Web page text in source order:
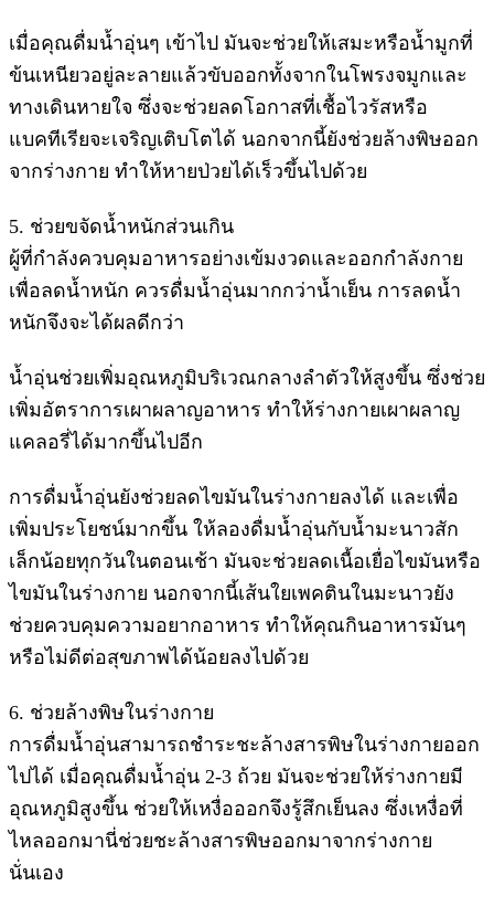
เมื่อคุณดื่มน้ำอุ่นๆ เข้าไป มันจะช่วยให้เสมะหรือน้ำมูกที่
ข้นเหนียวอยู่ละลายแล้วขับออกทั้งจากในโพรงจมูกและ
ทางเดินหายใจ ซึ่งจะช่วยลดโอกาสที่เชื้อไวรัสหรือ
แบคทีเรียจะเจริญเติบโตได้ นอกจากนี้ยังช่วยล้างพิษออก
จากร่างกาย ทำให้หายป่วยได้เร็วขึ้นไปด้วย
5. ช่วยขจัดน้ำหนักส่วนเกิน
ผู้ที่กำลังควบคุมอาหารอย่างเข้มงวดและออกกำลังกาย
เพื่อลดน้ำหนัก ควรดื่มน้ำอุ่นมากกว่าน้ำเย็น การลดน้ำ
หนักจึงจะได้ผลดีกว่า
น้ำอุ่นช่วยเพิ่มอุณหภูมิบริเวณกลางลำตัวให้สูงขึ้น ซึ่งช่วย
เพิ่มอัตราการเผาผลาญอาหาร ทำให้ร่างกายเผาผลาญ
แคลอรี่ได้มากขึ้นไปอีก
การดื่มน้ำอุ่นยังช่วยลดไขมันในร่างกายลงได้ และเพื่อ
เพิ่มประโยชน์มากขึ้น ให้ลองดื่มน้ำอุ่นกับน้ำมะนาวสัก
เล็กน้อยทุกวันในตอนเช้า มันจะช่วยลดเนื้อเยื่อไขมันหรือ
ไขมันในร่างกาย นอกจากนี้เส้นใยเพคตินในมะนาวยัง
ช่วยควบคุมความอยากอาหาร ทำให้คุณกินอาหารมันๆ
หรือไม่ดีต่อสุขภาพได้น้อยลงไปด้วย
6. ช่วยล้างพิษในร่างกาย
การดื่มน้ำอุ่นสามารถชำระชะล้างสารพิษในร่างกายออก
ไปได้ เมื่อคุณดื่มน้ำอุ่น 2-3 ถ้วย มันจะช่วยให้ร่างกายมี
อุณหภูมิสูงขึ้น ช่วยให้เหงื่อออกจึงรู้สึกเย็นลง ซึ่งเหงื่อที่
ไหลออกมานี่ช่วยชะล้างสารพิษออกมาจากร่างกาย
นั่นเอง